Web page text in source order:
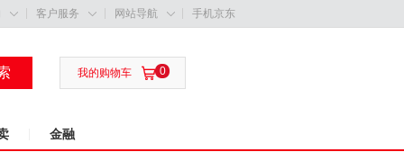
 客户服务  网站导航  手机京东
 0
我的购物车
金融